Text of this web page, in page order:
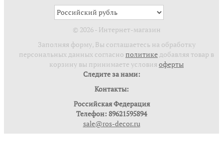
© 2026 - Интернет-магазин
Заполняя форму, Вы соглашаетесь на обработку
персональных данных согласно политике добавляя товар в
корзину вы принимаете условия оферты
Следите за нами:
Контакты:
Российская Федерация
Телефон: 89621595894
sale@ros-decor.ru